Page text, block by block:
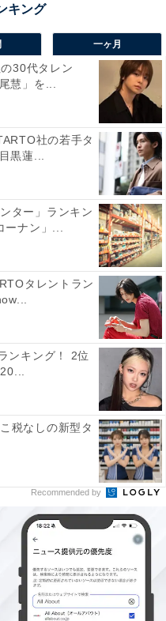
体を温めながらゆった
静かな雰囲気の中で新
性／大阪府）、「温泉で
大阪府）、「家族で楽し
40代男性／東京都）と
ム（西宇和郡伊方町）
ある「佐田岬半島ミュ
ニューアルされた比較的
佐田岬へと続くメロデ
す。展望デッキから
ビューを望むことがで
ドライブは格別。周辺
をいかしたグルメも豊
一ヶ月
30代タレン
慧」を...
社の若手タ
黒蓮...
ター」ランキン
ナン」...
タレントラン
ンキング！ 2位
税なしの新型タ
Recommended by